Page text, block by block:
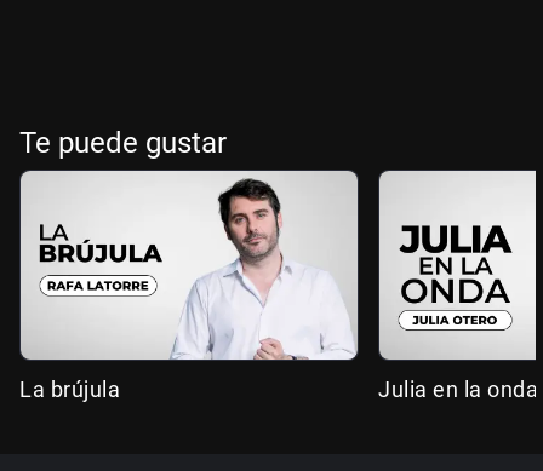
Te puede gustar
La brújula Julia en la onda